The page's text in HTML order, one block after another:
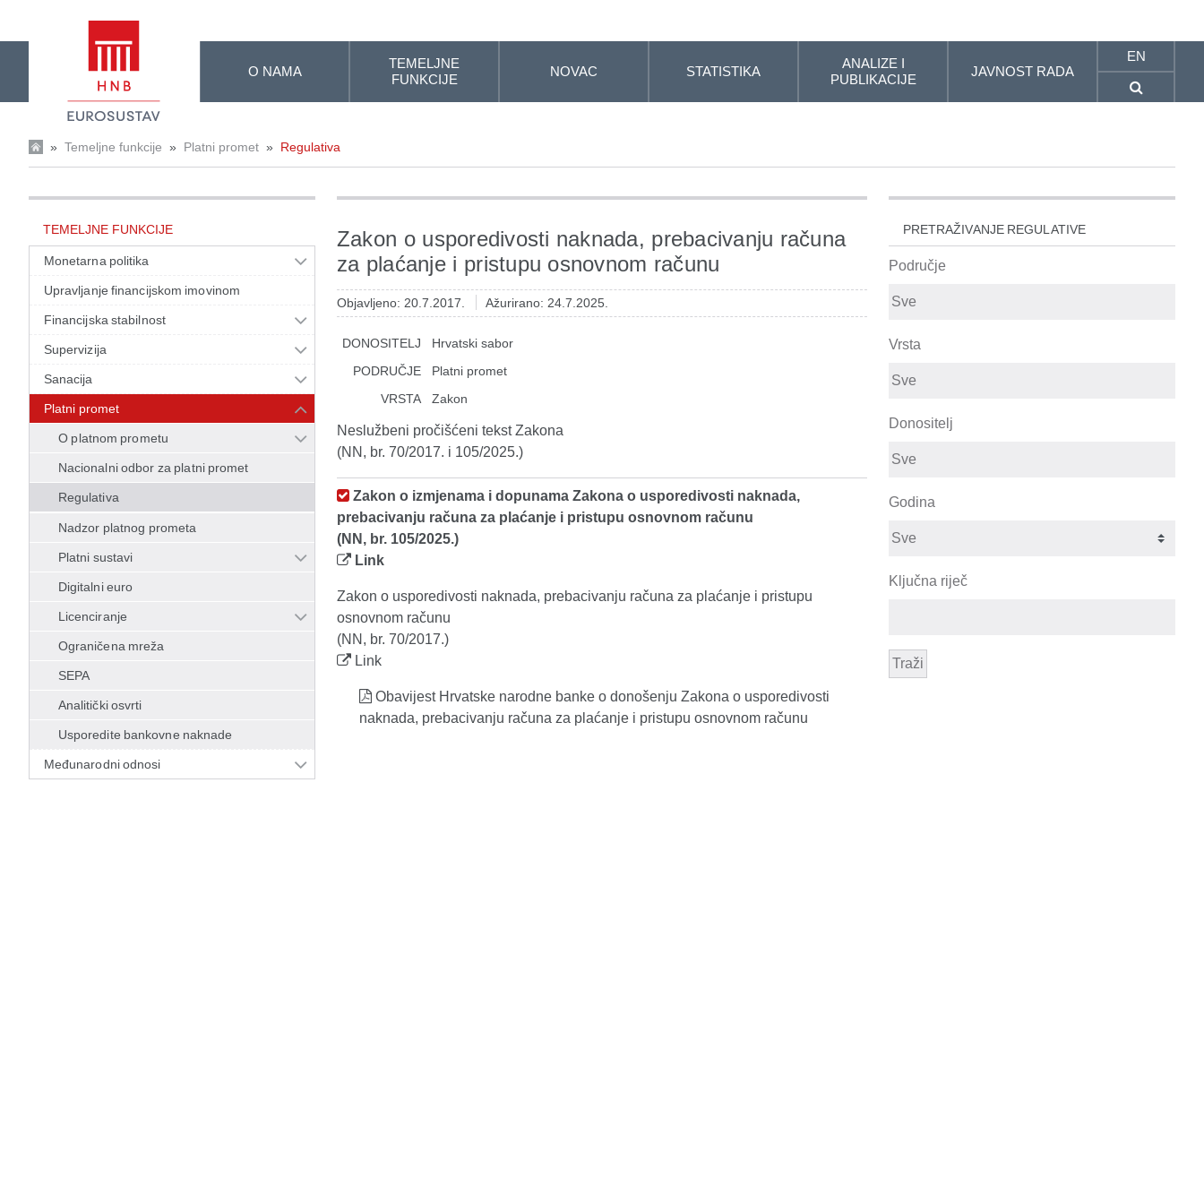
O NAMA
TEMELJNE
FUNKCIJE
NOVAC STATISTIKA
ANALIZE I
PUBLIKACIJE
JAVNOST RADA
EN
» Temeljne funkcije » Platni promet » Regulativa
TEMELJNE FUNKCIJE
Monetarna politika
Upravljanje financijskom imovinom
Financijska stabilnost
Supervizija
Sanacija
Platni promet
O platnom prometu
Nacionalni odbor za platni promet
Regulativa
Nadzor platnog prometa
Platni sustavi
Digitalni euro
Licenciranje
Ograničena mreža
SEPA
Analitički osvrti
Usporedite bankovne naknade
Međunarodni odnosi
Zakon o usporedivosti naknada, prebacivanju računa
za plaćanje i pristupu osnovnom računu
Objavljeno: 20.7.2017. Ažurirano: 24.7.2025.
DONOSITELJ
Hrvatski sabor
PODRUČJE
Platni promet
VRSTA
Zakon
Neslužbeni pročišćeni tekst Zakona
(NN, br. 70/2017. i 105/2025.)
Zakon o izmjenama i dopunama Zakona o usporedivosti naknada,
prebacivanju računa za plaćanje i pristupu osnovnom računu
(NN, br. 105/2025.)
Link
Zakon o usporedivosti naknada, prebacivanju računa za plaćanje i pristupu
osnovnom računu
(NN, br. 70/2017.)
Link
Obavijest Hrvatske narodne banke o donošenju Zakona o usporedivosti
naknada, prebacivanju računa za plaćanje i pristupu osnovnom računu
PRETRAŽIVANJE REGULATIVE
Područje
Vrsta
Donositelj
Godina
Ključna riječ
Traži